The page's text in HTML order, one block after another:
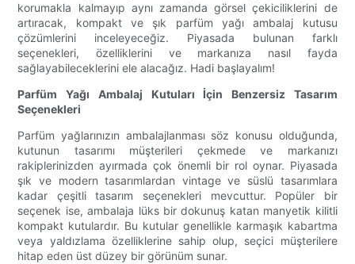
korumakla kalmayıp aynı zamanda görsel çekiciliklerini de
artıracak, kompakt ve şık parfüm yağı ambalaj kutusu
çözümlerini inceleyeceğiz. Piyasada bulunan farklı
seçenekleri, özelliklerini ve markanıza nasıl fayda
sağlayabileceklerini ele alacağız. Hadi başlayalım!
Parfüm Yağı Ambalaj Kutuları İçin Benzersiz Tasarım
Seçenekleri
Parfüm yağlarınızın ambalajlanması söz konusu olduğunda,
kutunun tasarımı müşterileri çekmede ve markanızı
rakiplerinizden ayırmada çok önemli bir rol oynar. Piyasada
şık ve modern tasarımlardan vintage ve süslü tasarımlara
kadar çeşitli tasarım seçenekleri mevcuttur. Popüler bir
seçenek ise, ambalaja lüks bir dokunuş katan manyetik kilitli
kompakt kutulardır. Bu kutular genellikle karmaşık kabartma
veya yaldızlama özelliklerine sahip olup, seçici müşterilere
hitap eden üst düzey bir görünüm sunar.